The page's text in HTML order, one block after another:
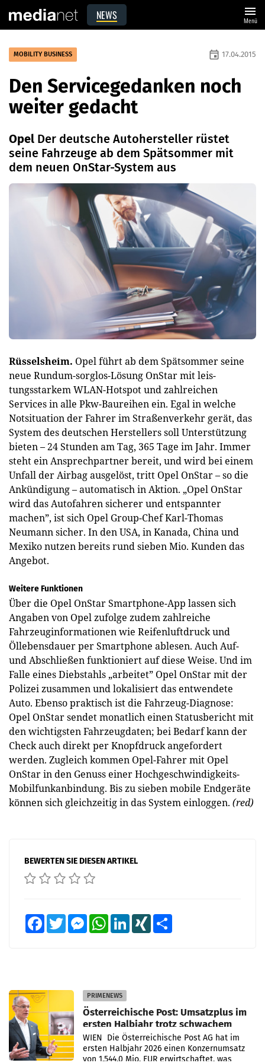
NEWS menu
Menü
MOBILITY BUSINESS event 17.04.2015
Den Servicegedanken noch
weiter gedacht
Opel Der deutsche Autohersteller rüstet
seine Fahrzeuge ab dem Spätsommer mit
dem neuen OnStar-System aus
Rüsselsheim. Opel führt ab dem Spätsommer seine
neue Rundum-sorglos-Lösung OnStar mit leis-
tungsstarkem WLAN-Hotspot und zahlreichen
Services in alle Pkw-Baureihen ein. Egal in welche
Notsituation der Fahrer im Straßenverkehr gerät, das
System des deutschen Herstellers soll Unterstützung
bieten – 24 Stunden am Tag, 365 Tage im Jahr. Immer
steht ein Ansprechpartner bereit, und wird bei einem
Unfall der Airbag ausgelöst, tritt Opel OnStar – so die
Ankündigung – automatisch in Aktion. „Opel OnStar
wird das Autofahren sicherer und entspannter
machen”, ist sich Opel Group-Chef Karl-Thomas
Neumann sicher. In den USA, in Kanada, China und
Mexiko nutzen bereits rund sieben Mio. Kunden das
Angebot.
Weitere Funktionen
Über die Opel OnStar Smartphone-App lassen sich
Angaben von Opel zufolge zudem zahlreiche
Fahrzeuginformationen wie Reifenluftdruck und
Öllebensdauer per Smartphone ablesen. Auch Auf-
und Abschließen funktioniert auf diese Weise. Und im
Falle eines Diebstahls „arbeitet” Opel OnStar mit der
Polizei zusammen und lokalisiert das entwendete
Auto. Ebenso praktisch ist die Fahrzeug-Diagnose:
Opel OnStar sendet monatlich einen Statusbericht mit
den wichtigsten Fahrzeugdaten; bei Bedarf kann der
Check auch direkt per Knopfdruck angefordert
werden. Zugleich kommen Opel-Fahrer mit Opel
OnStar in den Genuss einer Hochgeschwindigkeits-
Mobilfunkanbindung. Bis zu sieben mobile Endgeräte
können sich gleichzeitig in das System einloggen. (red)
BEWERTEN SIE DIESEN ARTIKEL
FacebookTwitter MessengerWhatsAppLinkedInXING
PRIMENEWS
Österreichische Post: Umsatzplus im
ersten Halbjahr trotz schwachem
Briefgeschäft
WIEN Die Österreichische Post AG hat im
ersten Halbjahr 2026 einen Konzernumsatz
von 1.544,0 Mio. EUR erwirtschaftet, was